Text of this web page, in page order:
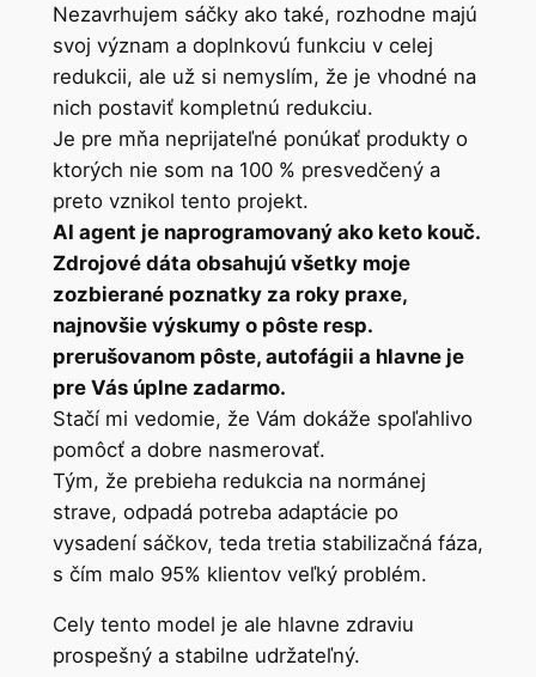
Nezavrhujem sáčky ako také, rozhodne majú
svoj význam a doplnkovú funkciu v celej
redukcii, ale už si nemyslím, že je vhodné na
nich postaviť kompletnú redukciu.
Je pre mňa neprijateľné ponúkať produkty o
ktorých nie som na 100 % presvedčený a
preto vznikol tento projekt.
AI agent je naprogramovaný ako keto kouč.
Zdrojové dáta obsahujú všetky moje
zozbierané poznatky za roky praxe,
najnovšie výskumy o pôste resp.
prerušovanom pôste, autofágii a hlavne je
pre Vás úplne zadarmo.
Stačí mi vedomie, že Vám dokáže spoľahlivo
pomôcť a dobre nasmerovať.
Tým, že prebieha redukcia na normánej
strave, odpadá potreba adaptácie po
vysadení sáčkov, teda tretia stabilizačná fáza,
s čím malo 95% klientov veľký problém.
Cely tento model je ale hlavne zdraviu
prospešný a stabilne udržateľný.